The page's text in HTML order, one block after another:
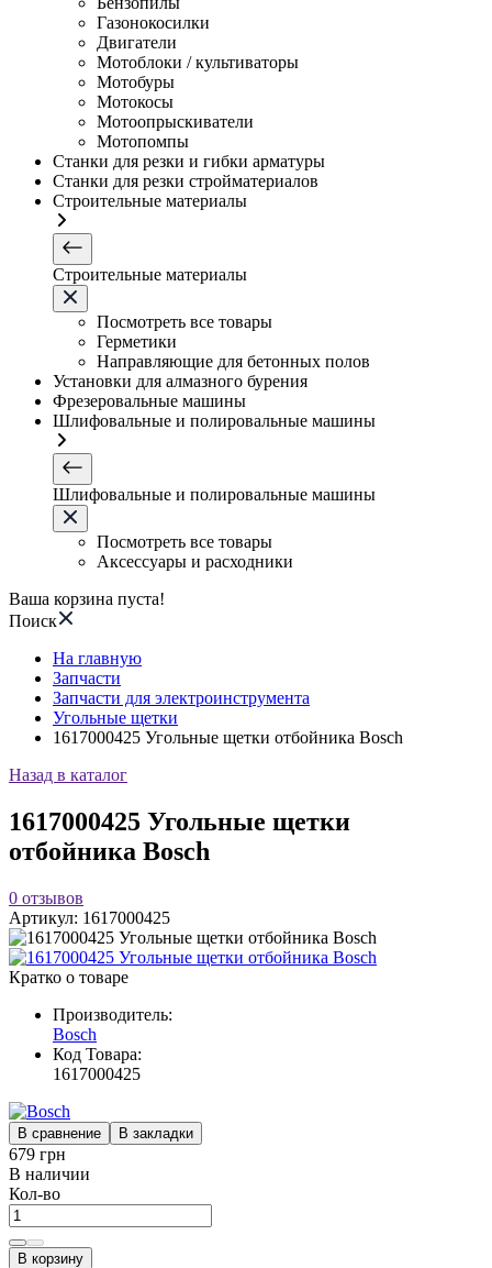
Газонокосилки
Двигатели
Мотоблоки / культиваторы
Мотобуры
Мотокосы
Мотоопрыскиватели
Мотопомпы
Станки для резки и гибки арматуры
Станки для резки стройматериалов
Строительные материалы
Строительные материалы
Посмотреть все товары
Герметики
Направляющие для бетонных полов
Установки для алмазного бурения
Фрезеровальные машины
Шлифовальные и полировальные машины
Шлифовальные и полировальные машины
Посмотреть все товары
Аксессуары и расходники
Ваша корзина пуста!
Поиск
На главную
Запчасти
Запчасти для электроинструмента
Угольные щетки
1617000425 Угольные щетки отбойника Bosch
Назад в каталог
1617000425 Угольные щетки
отбойника Bosch
0 отзывов
Артикул: 1617000425
Кратко о товаре
Производитель:
Bosch
Код Товара:
1617000425
В сравнение В закладки
679 грн
В наличии
Кол-во
В корзину